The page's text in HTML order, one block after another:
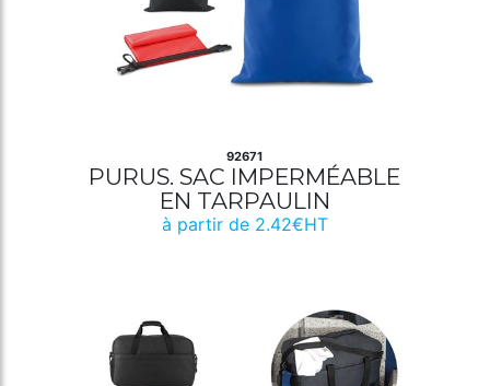
92671
PURUS. SAC IMPERMÉABLE
EN TARPAULIN
à partir de 2.42€HT